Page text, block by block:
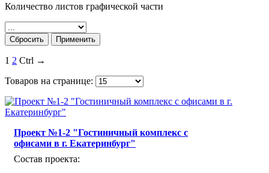
Количество листов графической части
1 2 Ctrl →
Товаров на странице:
Проект №1-2 "Гостиничный комплекс с
офисами в г. Екатеринбург"
Состав проекта: